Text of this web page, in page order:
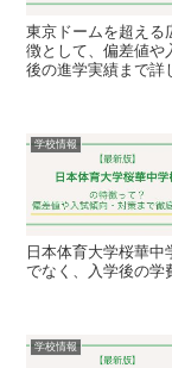
東京ドームを超える
徴として、偏差値や
後の進学実績まで詳
学校情報
日本体育大学桜華
でなく、入学後の学
学校情報